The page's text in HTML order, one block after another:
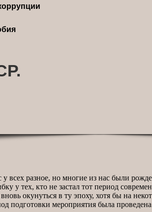
всех разное, но многие из нас были
у тех, кто не застал тот период
окунуться в ту эпоху, хотя бы на
подготовки мероприятия была